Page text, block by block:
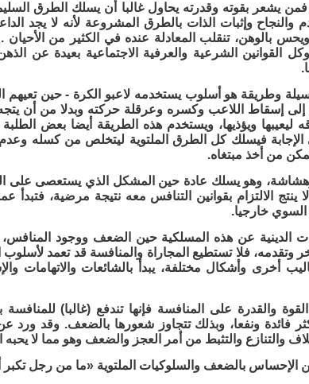
يشعر بقوته وقدرته يحاول غالبا أن يسلك الطرق
والنجاح وإثبات الذات بالطرق المشروعة لأنه لا يجد
بالوهن، تنقلب المعادلة عنده في الكثير من الأحيان
القوانين الشرعية والعرفية الاجتماعية بعيدة عن
وطريقة هو أسلوب يستخدمه لاعبو الكرة - حين تعيهم
إلى إسقاط اللاعب وكسره وعرقلة حركته وبدلا من أن
ليعيبها ويؤذيها، ويستخدم هذه الطريقة أيضا بعض
فيسلك كل الطرق الملتوية ليتخلص من كسله وعدم
من أخذ مبتغاه.
وهو يسلك عادة حين المشكل الذي يستعصى على
ينتج الالتزام بقوانين التنافس معه نتيجة مرضية،
السوي خارجيا.
الدينية عن هذه المسلكية حين الضعف ووجود المنافس،
وتقدمه، فلا تستطيع المجاراة والمنافسة قد تعمد لأسلوب
أخرى وأشكال مختلفة، يبدأ بالشائعات والاتهامات
والقدرة على المنافسة فإنها تندفع (غالبا)
فائدة ونفعا، وبذلك تتجاوز شعورها بالضعف. وقد ورد
والتنازع والتثبط من أمر العجز والضعف وهو مما لا يحبه
الإحساس بالضعف والسلوكيات الملتوية «ما من رجل تكبر